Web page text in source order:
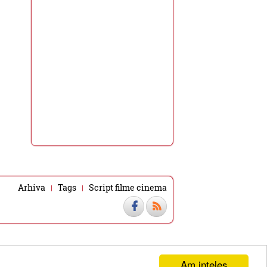
Arhiva Tags Script filme cinema